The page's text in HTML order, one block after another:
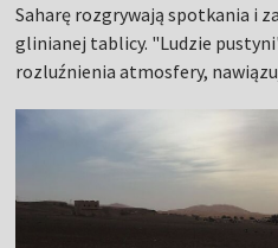
Saharę rozgrywają spotkania i
glinianej tablicy. "Ludzie
rozluźnienia atmosfery,